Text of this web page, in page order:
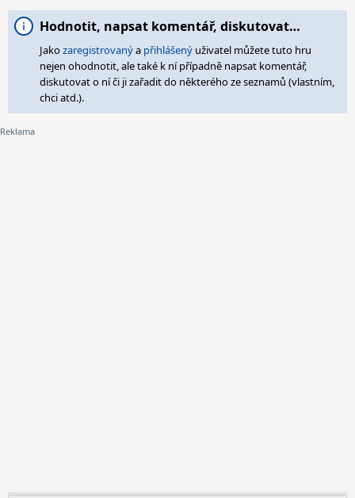
Hodnotit, napsat komentář, diskutovat…
Jakozaregistrovanýa přihlášený uživatel můžete tuto hru
nejen ohodnotit, ale také k ní případně napsat komentář,
diskutovat o ní či ji zařadit do některého ze seznamů (vlastním,
chci atd.).